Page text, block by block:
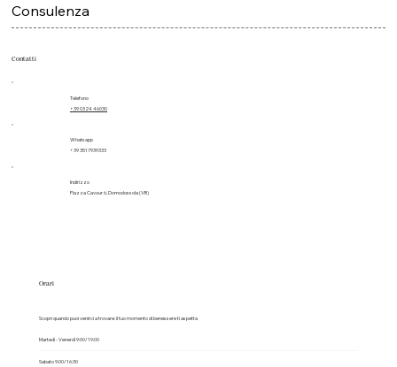
Contatti
Telefono
+39 0324 46030
Whatsapp
+39 3517939333
Indirizzo
Piazza Cavour 6, Domodossola (VB)
Consulenza
Orari
Scopri quando puoi venirci a trovare: il tuo momento di benessere ti aspetta
Martedì - Venerdì 9:00/19:00
Sabato 9:00/16:30